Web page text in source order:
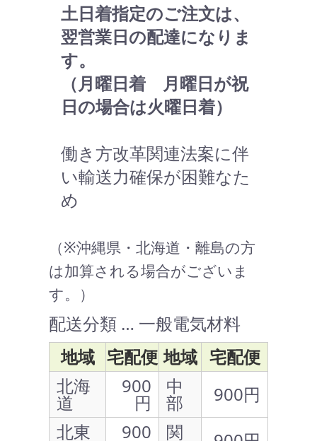
土日着指定のご注文は、
翌営業日の配達になりま
す。
（月曜日着 月曜日が祝
日の場合は火曜日着）
働き方改革関連法案に伴
い輸送力確保が困難なた
め
（※沖縄県・北海道・離島の方
は加算される場合がございま
す。）
配送分類 … 一般電気材料
地域 宅配便 地域 宅配便
北海
道
900
円
中
部
900円
北東
900 関